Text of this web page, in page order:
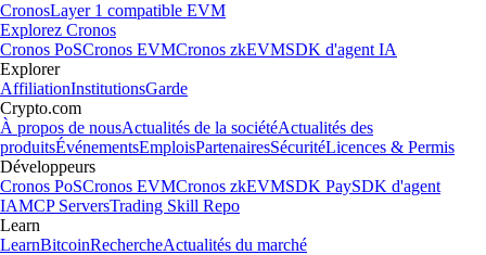
CronosLayer 1 compatible EVM
Explorez Cronos
Cronos PoSCronos EVMCronos zkEVMSDK d'agent IA
Explorer
AffiliationInstitutionsGarde
Crypto.com
À propos de nousActualités de la sociétéActualités des
produitsÉvénementsEmploisPartenairesSécuritéLicences & Permis
Développeurs
Cronos PoSCronos EVMCronos zkEVMSDK PaySDK d'agent
IAMCP ServersTrading Skill Repo
Learn
LearnBitcoinRechercheActualités du marché